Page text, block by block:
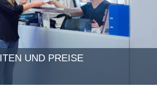
UND PREISE